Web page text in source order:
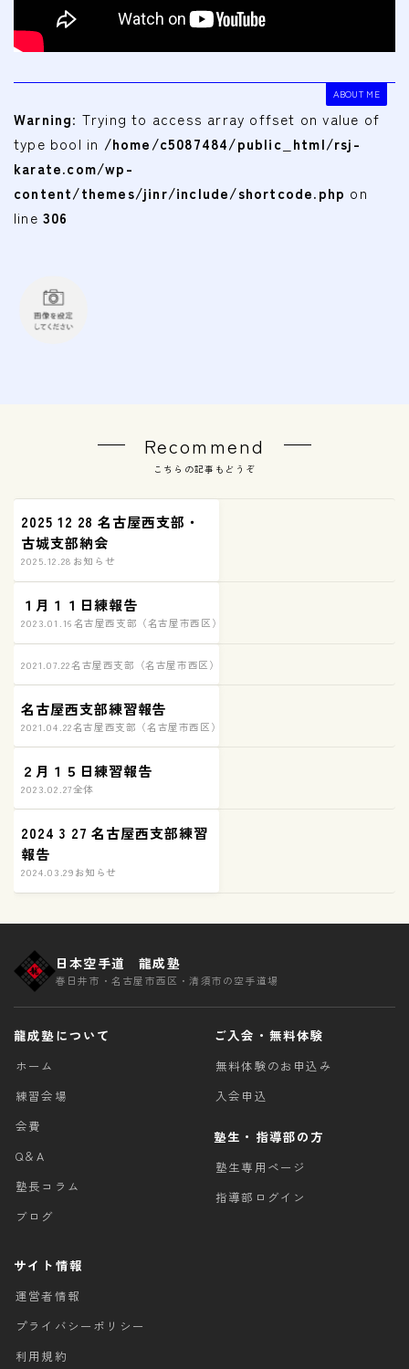
ABOUT ME
Warning: Trying to access array offset on value of
type bool in /home/c5087484/public_html/rsj-
karate.com/wp-
content/themes/jinr/include/shortcode.php on
line 306
Recommend
こちらの記事もどうぞ
2025 12 28 名古屋西支部・
古城支部納会
2025.12.28 お知らせ
１月１１日練報告
2023.01.16名古屋西支部（名古屋市西区）練習の様子
2021.07.22名古屋西支部（名古屋市西区）練習の様子
名古屋西支部練習報告
2021.04.22名古屋西支部（名古屋市西区）練習の様子
２月１５日練習報告
2023.02.27全体
2024 3 27 名古屋西支部練習
報告
2024.03.29お知らせ
日本空手道 龍成塾
春日井市・名古屋市西区・清須市の空手道場
龍成塾について
ホーム
練習会場
会費
Q＆A
塾長コラム
ブログ
ご入会・無料体験
無料体験のお申込み
入会申込
塾生・指導部の方
塾生専用ページ
指導部ログイン
サイト情報
運営者情報
プライバシーポリシー
利用規約